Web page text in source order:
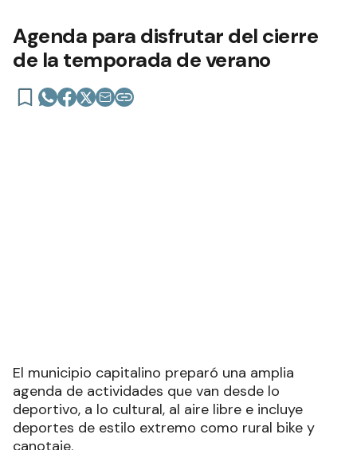
Agenda para disfrutar del cierre
de la temporada de verano
El municipio capitalino preparó una amplia